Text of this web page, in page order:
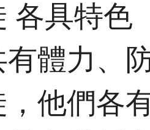
各具特色
體力、
他們各